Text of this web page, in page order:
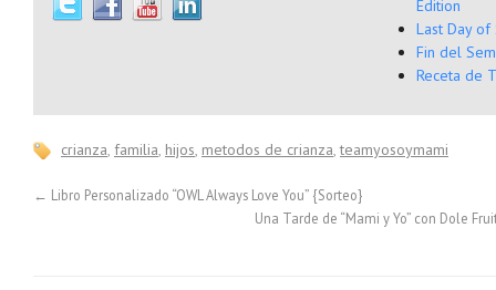
Edition
Last Day of
Fin del
Receta de
crianza, familia, hijos, metodos de crianza,teamyosoymami
← Libro Personalizado “OWL Always Love You” {Sorteo}
Una Tarde de “Mami y Yo” con Dole